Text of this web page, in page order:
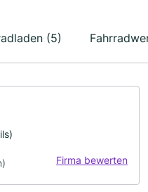
(5)
Firma bewerten